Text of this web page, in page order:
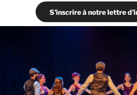
S’inscrire à notre lettre